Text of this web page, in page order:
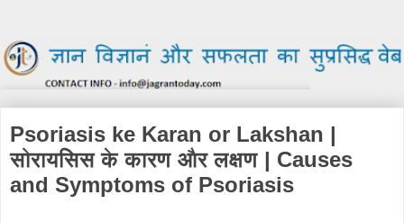
Psoriasis ke Karan or Lakshan |
सोरायसिस के कारण और लक्षण | Causes
and Symptoms of Psoriasis